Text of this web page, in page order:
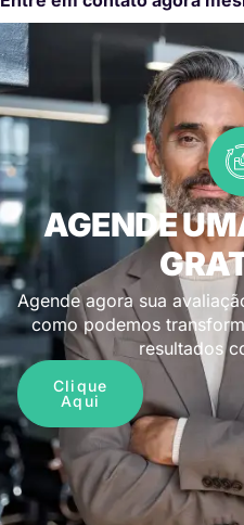
AGENDE
Agende agora sua
como podemos
resultados
Clique
Aqui